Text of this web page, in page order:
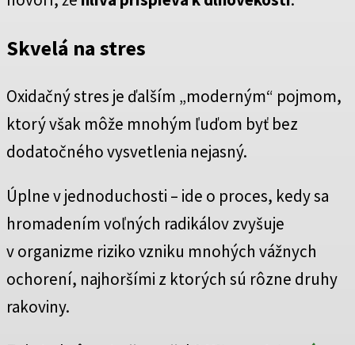
Skvelá na stres
Oxidačný stres je ďalším „moderným“ pojmom,
ktorý však môže mnohým ľuďom byť bez
dodatočného vysvetlenia nejasný.
Úplne v jednoduchosti – ide o proces, kedy sa
hromadením voľných radikálov zvyšuje
v organizme riziko vzniku mnohých vážnych
ochorení, najhoršími z ktorých sú rôzne druhy
rakoviny.